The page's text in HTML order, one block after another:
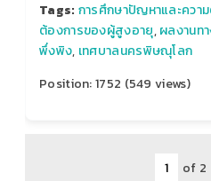
Tags: การศึกษาปัญหาและควา
ต้องการของผู้สูงอายุ,ผลงานท
พึ่งพิง, เทศบาลนครพิษณุโลก
Position:1752 (549 views)
of 2